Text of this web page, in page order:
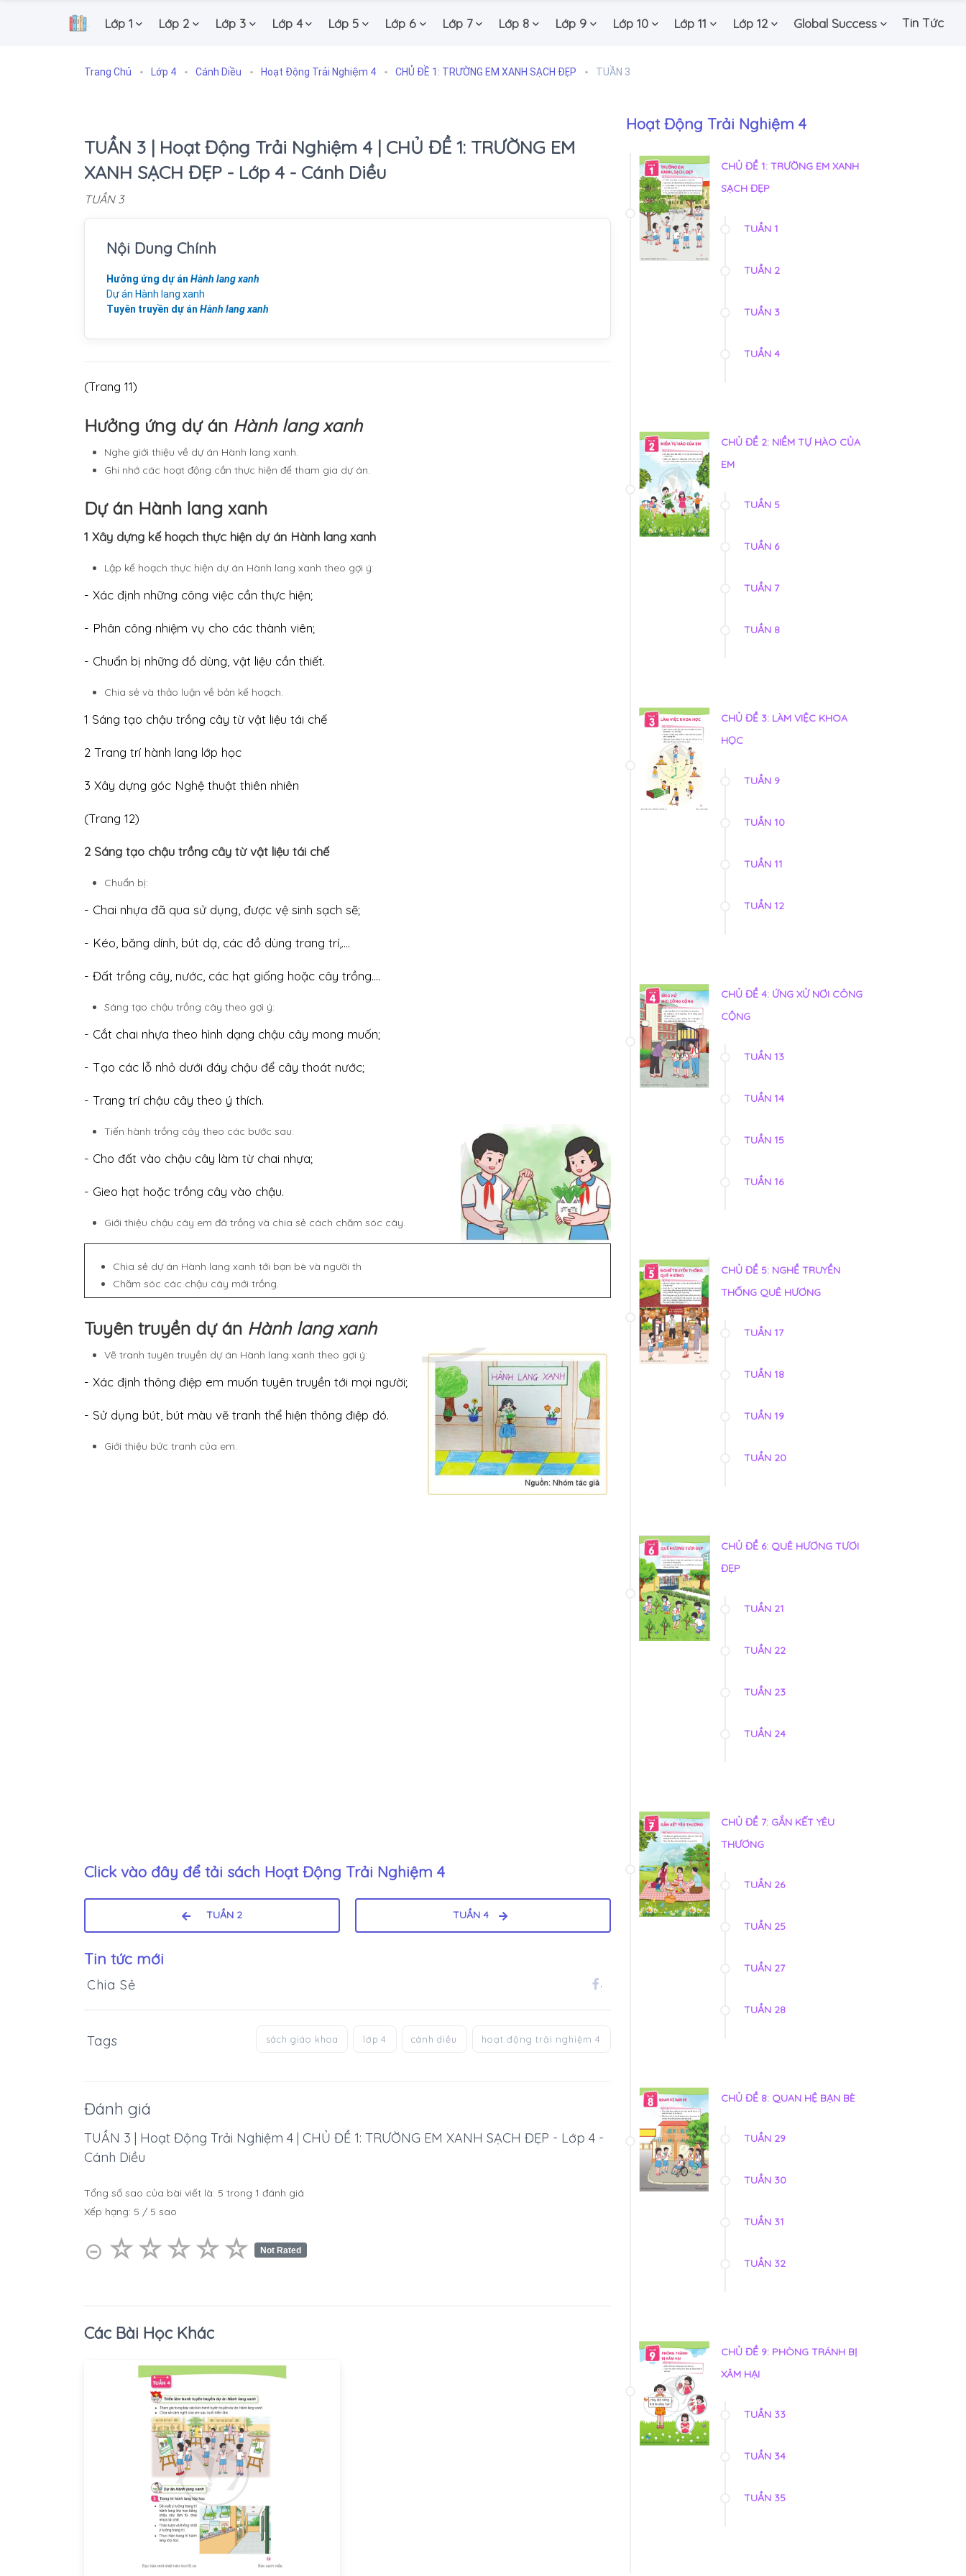
. Lớp 1 Lớp 2 Lớp 3 Lớp 4 Lớp 5 Lớp 6 Lớp 7 Lớp 8 Lớp 9 Lớp 10 Lớp 11 Lớp 12 Global Success Tin Tức
Trang Chủ Lớp 4 Cánh Diều Hoạt Động Trải Nghiệm 4 CHỦ ĐỀ 1: TRƯỜNG EM XANH SẠCH ĐẸP TUẦN 3
TUẦN 3 | Hoạt Động Trải Nghiệm 4 | CHỦ ĐỀ 1: TRƯỜNG EM
XANH SẠCH ĐẸP - Lớp 4 - Cánh Diều
TUẦN 3
Nội Dung Chính
Hưởng ứng dự án Hành lang xanh
Dự án Hành lang xanh
Tuyên truyền dự án Hành lang xanh
(Trang 11)
Hưởng ứng dự án Hành lang xanh
Nghe giới thiệu về dự án Hành lang xanh.
Ghi nhớ các hoạt động cần thực hiện để tham gia dự án.
Dự án Hành lang xanh
1 Xây dựng kế hoạch thực hiện dự án Hành lang xanh
Lập kế hoạch thực hiện dự án Hành lang xanh theo gợi ý:
- Xác định những công việc cần thực hiện;
- Phân công nhiệm vụ cho các thành viên;
- Chuẩn bị những đồ dùng, vật liệu cần thiết.
Chia sẻ và thảo luận về bản kế hoạch.
1 Sáng tạo chậu trồng cây từ vật liệu tái chế
2 Trang trí hành lang lớp học
3 Xây dựng góc Nghệ thuật thiên nhiên
(Trang 12)
2 Sáng tạo chậu trồng cây từ vật liệu tái chế
Chuẩn bị:
- Chai nhựa đã qua sử dụng, được vệ sinh sạch sẽ;
- Kéo, băng dính, bút dạ, các đồ dùng trang trí,....
- Đất trồng cây, nước, các hạt giống hoặc cây trồng....
Sáng tạo chậu trồng cây theo gợi ý:
- Cắt chai nhựa theo hình dạng chậu cây mong muốn;
- Tạo các lỗ nhỏ dưới đáy chậu để cây thoát nước;
- Trang trí chậu cây theo ý thích.
Tiến hành trồng cây theo các bước sau:
- Cho đất vào chậu cây làm từ chai nhựa;
- Gieo hạt hoặc trồng cây vào chậu.
Giới thiệu chậu cây em đã trồng và chia sẻ cách chăm sóc cây.
Chia sẻ dự án Hành lang xanh tới bạn bè và người th
Chăm sóc các chậu cây mới trồng.
Tuyên truyền dự án Hành lang xanh
Vẽ tranh tuyên truyền dự án Hành lang xanh theo gợi ý:
- Xác định thông điệp em muốn tuyên truyền tới mọi người;
- Sử dụng bút, bút màu vẽ tranh thể hiện thông điệp đó.
Giới thiệu bức tranh của em.
Click vào đây để tải sách Hoạt Động Trải Nghiệm 4
TUẦN 2 TUẦN 4
Tin tức mới
Chia Sẻ .
Tags sách giáo khoa lớp 4 cánh diều hoạt động trải nghiệm 4
Đánh giá
TUẦN 3 | Hoạt Động Trải Nghiệm 4 | CHỦ ĐỀ 1: TRƯỜNG EM XANH SẠCH ĐẸP - Lớp 4 -
Cánh Diều
Tổng số sao của bài viết là: 5 trong 1 đánh giá
Xếp hạng: 5 / 5 sao
⊝ ☆☆☆☆☆
★★★★★ Not Rated
Các Bài Học Khác
Hoạt Động Trải Nghiệm 4
CHỦ ĐỀ 1: TRƯỜNG EM XANH
SẠCH ĐẸP
TUẦN 1
TUẦN 2
TUẦN 3
TUẦN 4
CHỦ ĐỀ 2: NIỀM TỰ HÀO CỦA
EM
TUẦN 5
TUẦN 6
TUẦN 7
TUẦN 8
CHỦ ĐỀ 3: LÀM VIỆC KHOA
HỌC
TUẦN 9
TUẦN 10
TUẦN 11
TUẦN 12
CHỦ ĐỀ 4: ỨNG XỬ NƠI CÔNG
CỘNG
TUẦN 13
TUẦN 14
TUẦN 15
TUẦN 16
CHỦ ĐỀ 5: NGHỀ TRUYỀN
THỐNG QUÊ HƯƠNG
TUẦN 17
TUẦN 18
TUẦN 19
TUẦN 20
CHỦ ĐỀ 6: QUÊ HƯƠNG TƯƠI
ĐẸP
TUẦN 21
TUẦN 22
TUẦN 23
TUẦN 24
CHỦ ĐỀ 7: GẮN KẾT YÊU
THƯƠNG
TUẦN 26
TUẦN 25
TUẦN 27
TUẦN 28
CHỦ ĐỀ 8: QUAN HỆ BẠN BÈ
TUẦN 29
TUẦN 30
TUẦN 31
TUẦN 32
CHỦ ĐỀ 9: PHÒNG TRÁNH BỊ
XÂM HẠI
TUẦN 33
TUẦN 34
TUẦN 35